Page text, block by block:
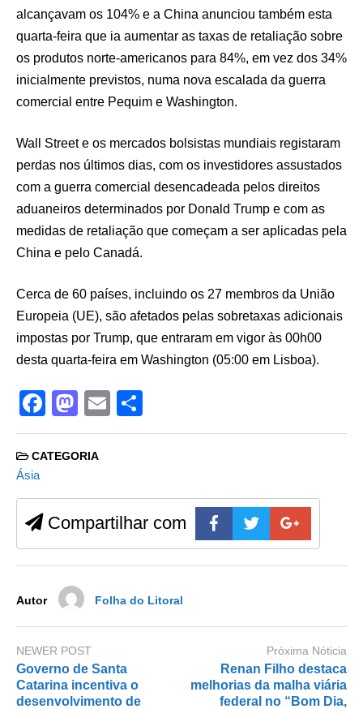
alcançavam os 104% e a China anunciou também esta
quarta-feira que ia aumentar as taxas de retaliação sobre
os produtos norte-americanos para 84%, em vez dos 34%
inicialmente previstos, numa nova escalada da guerra
comercial entre Pequim e Washington.
Wall Street e os mercados bolsistas mundiais registaram
perdas nos últimos dias, com os investidores assustados
com a guerra comercial desencadeada pelos direitos
aduaneiros determinados por Donald Trump e com as
medidas de retaliação que começam a ser aplicadas pela
China e pelo Canadá.
Cerca de 60 países, incluindo os 27 membros da União
Europeia (UE), são afetados pelas sobretaxas adicionais
impostas por Trump, que entraram em vigor às 00h00
desta quarta-feira em Washington (05:00 em Lisboa).
F
a
c
b
o
o
M
a
st
d
o
n
E
m h
CATEGORIA
Ásia
Compartilhar com
Autor Folha do Litoral
NEWER POST
Governo de Santa
Catarina incentiva o
desenvolvimento de
Próxima Nóticia
Renan Filho destaca
melhorias da malha viária
federal no “Bom Dia,